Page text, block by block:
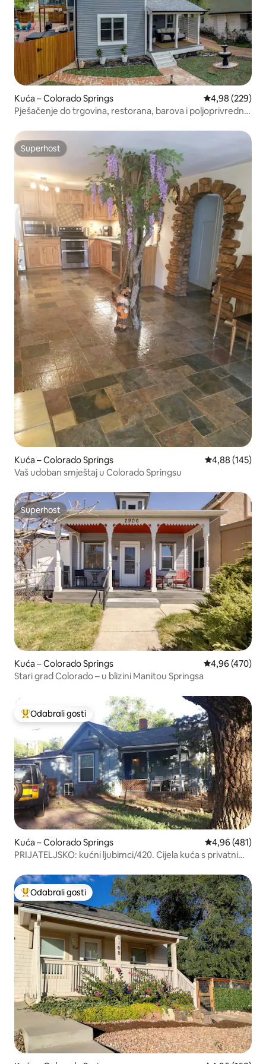
Kuća – Colorado Springs Prosječna
4,98 (229)
Pješačenje do trgovina, restorana, barova i poljoprivredne
Superhost
Superhost
Kuća – Colorado Springs Prosječna
4,88 (145)
Vaš udoban smještaj u Colorado Springsu
Superhost
Superhost
Kuća – Colorado Springs Prosječna
4,96 (470)
Stari grad Colorado – u blizini Manitou Springsa
Među najviše rangiranima s oznakom „Odabrali gosti”
Odabrali gosti
Kuća – Colorado Springs Prosječna
4,96 (481)
PRIJATELJSKO: kućni ljubimci/420. Cijela kuća s privatnim
Među najviše rangiranima s oznakom „Odabrali gosti”
Odabrali gosti